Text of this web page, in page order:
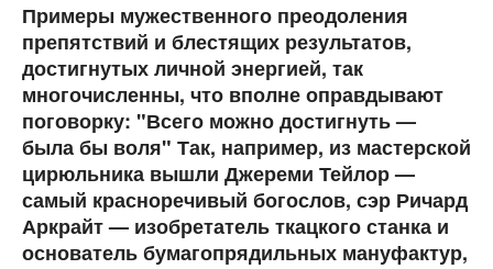
Примеры мужественного преодоления
препятствий и блестящих результатов,
достигнутых личной энергией, так
многочисленны, что вполне оправдывают
поговорку: "Всего можно достигнуть —
была бы воля" Так, например, из мастерской
цирюльника вышли Джереми Тейлор —
самый красноречивый богослов, сэр Ричард
Аркрайт — изобретатель ткацкого станка и
основатель бумагопрядильных мануфактур,